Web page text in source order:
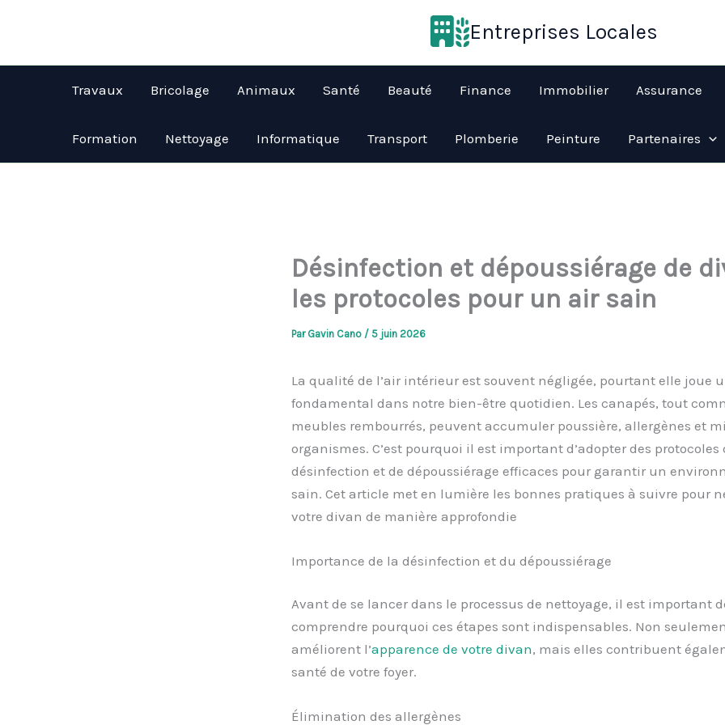
Entreprises Locales
Travaux Bricolage Animaux Santé Beauté Finance Immobilier Assurance
Formation Nettoyage Informatique Transport Plomberie Peinture Partenaires
Désinfection et dépoussiérage de
les protocoles pour un air sain
Par Gavin Cano / 5 juin 2026
La qualité de l’air intérieur est souvent négligée, pourtant elle joue
fondamental dans notre bien-être quotidien. Les canapés, tout
meubles rembourrés, peuvent accumuler poussière, allergènes et
organismes. C’est pourquoi il est important d’adopter des protocoles
désinfection et de dépoussiérage efficaces pour garantir un
sain. Cet article met en lumière les bonnes pratiques à suivre pour
votre divan de manière approfondie
Importance de la désinfection et du dépoussiérage
Avant de se lancer dans le processus de nettoyage, il est important
comprendre pourquoi ces étapes sont indispensables. Non
améliorent l’apparence de votre divan, mais elles contribuent
santé de votre foyer.
Élimination des allergènes